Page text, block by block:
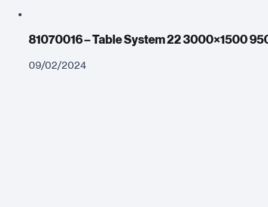
81070016 – Table System 22 3000×1500
09/02/2024